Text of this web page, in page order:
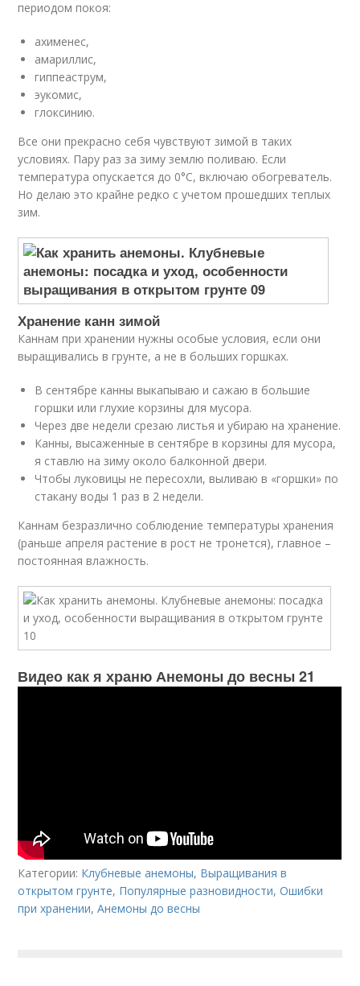
периодом покоя:
ахименес,
амариллис,
гиппеаструм,
эукомис,
глоксинию.
Все они прекрасно себя чувствуют зимой в таких
условиях. Пару раз за зиму землю поливаю. Если
температура опускается до 0°C, включаю обогреватель.
Но делаю это крайне редко с учетом прошедших теплых
зим.
Хранение канн зимой
Каннам при хранении нужны особые условия, если они
выращивались в грунте, а не в больших горшках.
В сентябре канны выкапываю и сажаю в большие
горшки или глухие корзины для мусора.
Через две недели срезаю листья и убираю на хранение.
Канны, высаженные в сентябре в корзины для мусора,
я ставлю на зиму около балконной двери.
Чтобы луковицы не пересохли, выливаю в «горшки» по
стакану воды 1 раз в 2 недели.
Каннам безразлично соблюдение температуры хранения
(раньше апреля растение в рост не тронется), главное –
постоянная влажность.
Видео как я храню Анемоны до весны 21
Категории: Клубневые анемоны, Выращивания в
открытом грунте, Популярные разновидности,Ошибки
при хранении,Анемоны до весны